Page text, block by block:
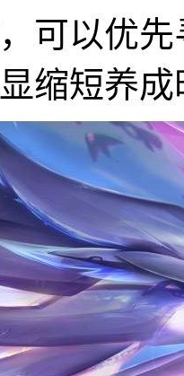
可以优
缩短养